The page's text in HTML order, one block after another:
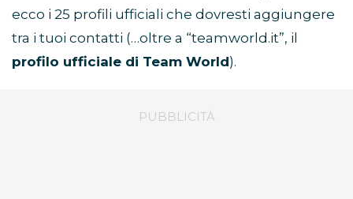
ecco i 25 profili ufficiali che dovresti aggiungere
tra i tuoi contatti (…oltre a “teamworld.it”, il
profilo ufficiale di Team World).